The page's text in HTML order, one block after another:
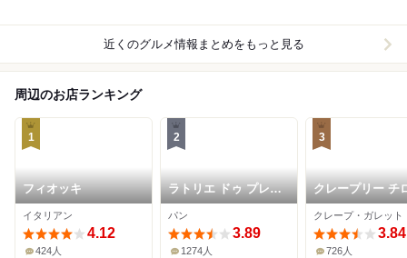
近くのグルメ情報まとめをもっと見る
周辺のお店ランキング
1
フィオッキ
イタリアン
4.12
424人
2
ラトリエ ドゥ プレジ
ール
パン
3.89
1274人
3
クレープリー チ
クレープ・ガレット
3.84
726人